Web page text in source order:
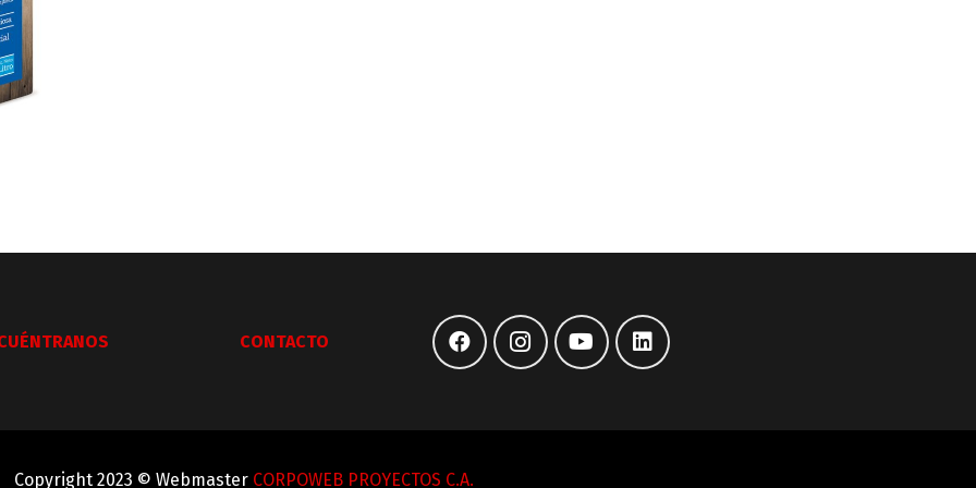
CONTACTO
Copyright 2023 © Webmaster CORPOWEB PROYECTOS C.A.